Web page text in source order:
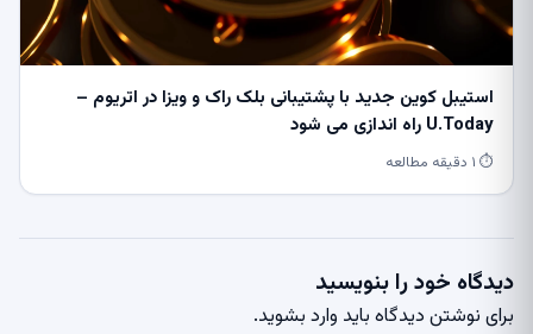
استیبل کوین جدید با پشتیبانی بلک راک و ویزا در اتریوم –
U.Today راه اندازی می شود
⏱ ۱ دقیقه مطالعه
دیدگاه خود را بنویسید
برای نوشتن دیدگاه باید وارد بشوید.